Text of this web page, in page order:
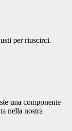
per riuscirci.
una componente
nella nostra